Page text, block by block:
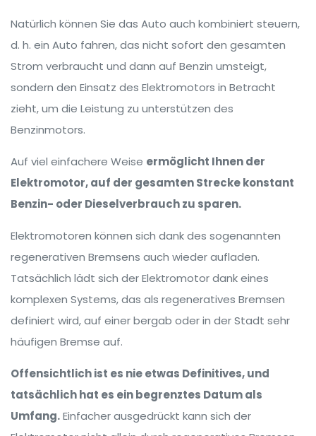
Natürlich können Sie das Auto auch kombiniert steuern,
d. h. ein Auto fahren, das nicht sofort den gesamten
Strom verbraucht und dann auf Benzin umsteigt,
sondern den Einsatz des Elektromotors in Betracht
zieht, um die Leistung zu unterstützen des
Benzinmotors.
Auf viel einfachere Weise ermöglicht Ihnen der
Elektromotor, auf der gesamten Strecke konstant
Benzin- oder Dieselverbrauch zu sparen.
Elektromotoren können sich dank des sogenannten
regenerativen Bremsens auch wieder aufladen.
Tatsächlich lädt sich der Elektromotor dank eines
komplexen Systems, das als regeneratives Bremsen
definiert wird, auf einer bergab oder in der Stadt sehr
häufigen Bremse auf.
Offensichtlich ist es nie etwas Definitives, und
tatsächlich hat es ein begrenztes Datum als
Umfang.Einfacher ausgedrückt kann sich der